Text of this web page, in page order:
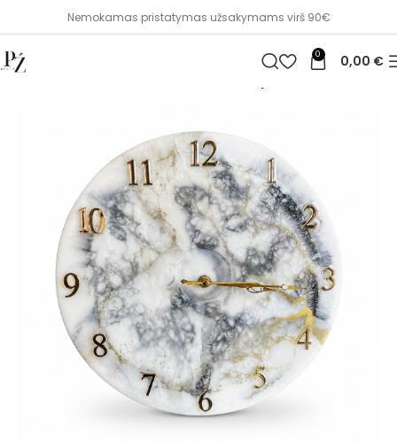
Nemokamas pristatymas užsakymams virš 90€
0 0,00 €